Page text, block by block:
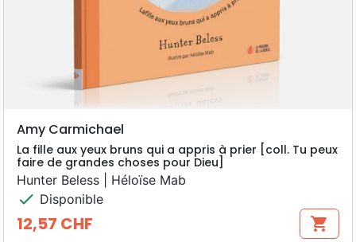
Amy Carmichael
La fille aux yeux bruns qui a appris à prier [coll. Tu peux
faire de grandes choses pour Dieu]
Hunter Beless | Héloïse Mab
check Disponible
Prix
12,57 CHF shopping_cart